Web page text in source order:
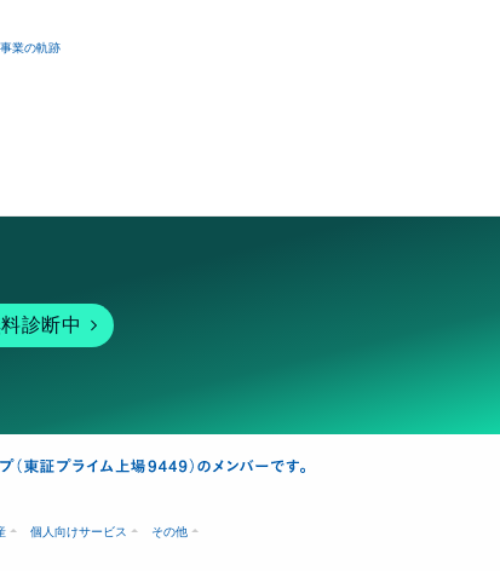
業の軌跡
診断中
個人向けサービス その他